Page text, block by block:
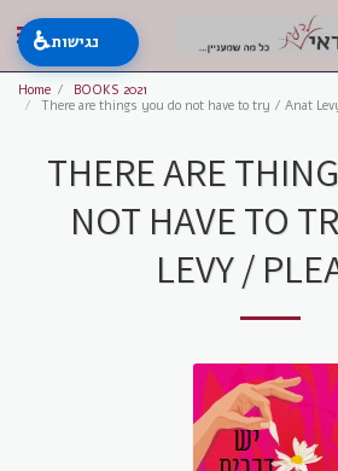
Home
BOOKS 2021
There are things you do not have to try / Anat
THERE ARE
NOT HAVE TO
LEVY /
♿נגישות